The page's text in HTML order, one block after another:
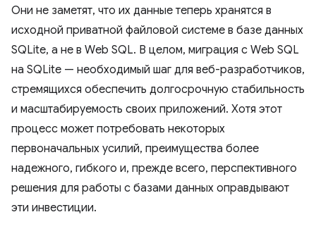
Они не заметят, что их данные теперь хранятся в
исходной приватной файловой системе в базе данных
SQLite, а не в Web SQL. В целом, миграция с Web SQL
на SQLite — необходимый шаг для веб-разработчиков,
стремящихся обеспечить долгосрочную стабильность
и масштабируемость своих приложений. Хотя этот
процесс может потребовать некоторых
первоначальных усилий, преимущества более
надежного, гибкого и, прежде всего, перспективного
решения для работы с базами данных оправдывают
эти инвестиции.